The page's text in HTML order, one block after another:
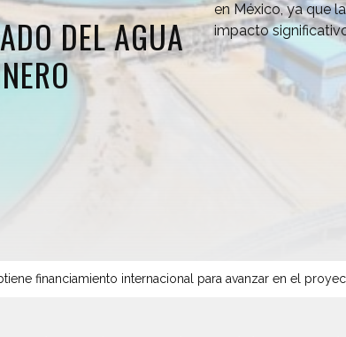
DEL AGUA
en México, ya que
impacto
financiamiento internacional para avanzar en el